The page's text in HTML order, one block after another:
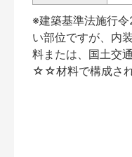
※建築基準法施行
い部位ですが、内
料または、国土交
☆☆材料で構成され